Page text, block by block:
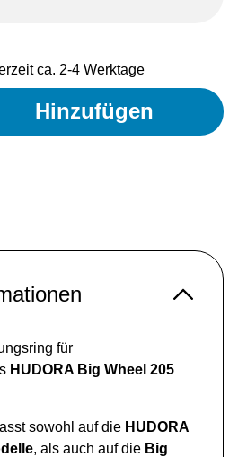
ca. 2-4 Werktage
Hinzufügen
für
HUDORA Big Wheel 205
sowohl auf die HUDORA
, als auch auf die Big